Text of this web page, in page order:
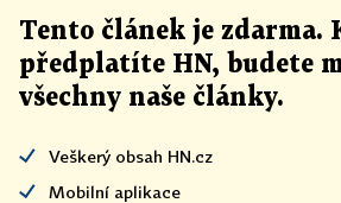
Tento článek je zdarma.
předplatíte HN, budete
všechny naše články.
Veškerý obsah HN.cz
Mobilní aplikace